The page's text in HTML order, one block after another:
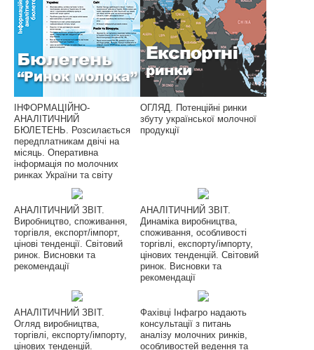
ІНФОРМАЦІЙНО-
АНАЛІТИЧНИЙ
БЮЛЕТЕНЬ. Розсилається
передплатникам двічі на
місяць. Оперативна
інформація по молочних
ринках України та світу
ОГЛЯД. Потенційні ринки
збуту української молочної
продукції
АНАЛІТИЧНИЙ ЗВІТ.
Виробництво, споживання,
торгівля, експорт/імпорт,
цінові тенденції. Світовий
ринок. Висновки та
рекомендації
АНАЛІТИЧНИЙ ЗВІТ.
Динаміка виробництва,
споживання, особливості
торгівлі, експорту/імпорту,
цінових тенденцій. Світовий
ринок. Висновки та
рекомендації
АНАЛІТИЧНИЙ ЗВІТ.
Огляд виробництва,
торгівлі, експорту/імпорту,
цінових тенденцій.
Фахівці Інфагро надають
консультації з питань
аналізу молочних ринків,
особливостей ведення та